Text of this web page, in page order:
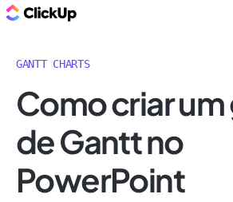
GANTT CHARTS
Como criar
de Gantt no
PowerPoint